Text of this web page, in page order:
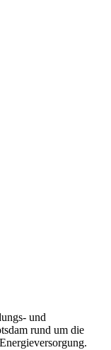
und
rund um die